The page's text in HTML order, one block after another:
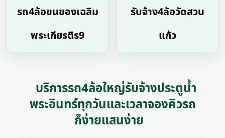
รถ4ล้อขนของเฉลิม
พระเกียรติร9
รับจ้าง4ล้อวัดสวน
แก้ว
บริการรถ4ล้อใหญ่รับจ้างประตูน้ำ
พระอินทร์ทุกวันและเวลาจองคิวรถ
ก็ง่ายแสนง่าย